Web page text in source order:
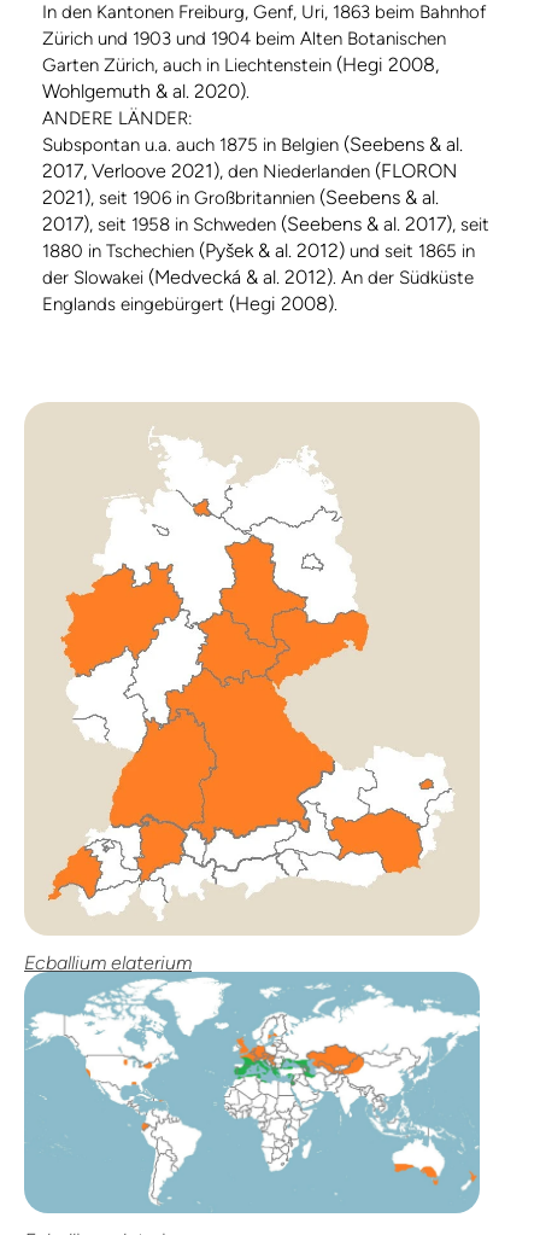
In den Kantonen Freiburg, Genf, Uri, 1863 beim Bahnhof
Zürich und 1903 und 1904 beim Alten Botanischen
Garten Zürich, auch in Liechtenstein (Hegi 2008,
Wohlgemuth & al. 2020).
ANDERE LÄNDER:
Subspontan u.a. auch 1875 in Belgien (Seebens & al.
2017, Verloove 2021), den Niederlanden (FLORON
2021), seit 1906 in Großbritannien (Seebens & al.
2017), seit 1958 in Schweden (Seebens & al. 2017), seit
1880 in Tschechien (Pyšek & al. 2012) und seit 1865 in
der Slowakei (Medvecká & al. 2012). An der Südküste
Englands eingebürgert (Hegi 2008).
Ecballium elaterium